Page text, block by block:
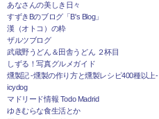
あなさんの美しき日々
すずきBのブログ「B's Blog」
漢（オトコ）の粋
ザルツブログ
武蔵野うどん＆田舎うどん ２杯目
しずる！写真グルメガイド
燻製記 -燻製の作り方と燻製レシピ400種以上-
icydog
マドリード情報 Todo Madrid
ゆきむらな食生活とか